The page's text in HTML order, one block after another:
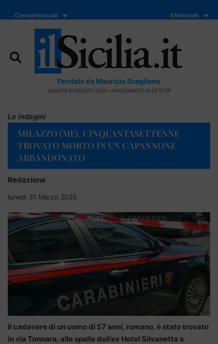
Cronache locali Il Network
Fondato da Maurizio Scaglione
SABATO 8 AGOSTO 2026 - AGGIORNATO ALLE 10:59
Le indagini
MILAZZO (ME), CINQUANTASETTENNE
TROVATO MORTO IN UN CAPANNONE
ABBANDONATO
Redazione
lunedì 31 Marzo 2025
Il cadavere di un uomo di 57 anni, romano, è stato trovato
in via Tonnara, alle spalle dell’ex Hotel Silvanetta a